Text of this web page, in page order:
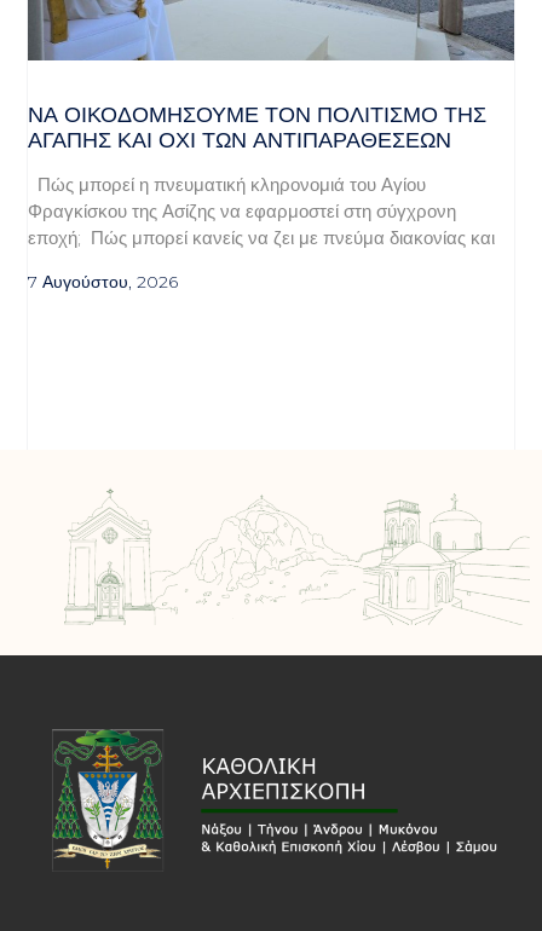
ΝΑ ΟΙΚΟΔΟΜΉΣΟΥΜΕ ΤΟΝ ΠΟΛΙΤΙΣΜΌ ΤΗΣ
ΑΓΆΠΗΣ ΚΑΙ ΌΧΙ ΤΩΝ ΑΝΤΙΠΑΡΑΘΈΣΕΩΝ
Πώς μπορεί η πνευματική κληρονομιά του Αγίου
Φραγκίσκου της Ασίζης να εφαρμοστεί στη σύγχρονη
εποχή; Πώς μπορεί κανείς να ζει με πνεύμα διακονίας και
7 Αυγούστου, 2026